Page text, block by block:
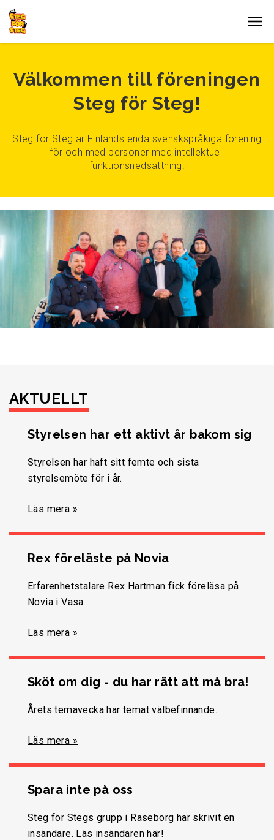
Gå till innehållet
Välkommen till föreningen
Steg för Steg!
Steg för Steg är Finlands enda svenskspråkiga förening
för och med personer med intellektuell
funktionsnedsättning.
AKTUELLT
Styrelsen har ett aktivt år bakom sig
Styrelsen har haft sitt femte och sista
styrelsemöte för i år.
Läs mera »
Rex föreläste på Novia
Erfarenhetstalare Rex Hartman fick föreläsa på
Novia i Vasa
Läs mera »
Sköt om dig - du har rätt att må bra!
Årets temavecka har temat välbefinnande.
Läs mera »
Spara inte på oss
Steg för Stegs grupp i Raseborg har skrivit en
insändare. Läs insändaren här!